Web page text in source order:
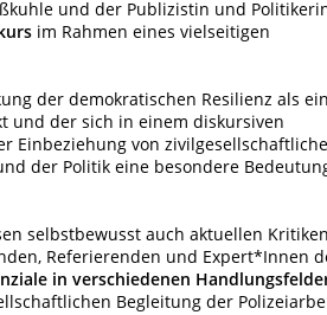
und der Publizistin und
im Rahmen eines vielseitigen
der demokratischen Resilienz als ein
und der sich in einem diskursiven
Einbeziehung von
der Politik eine besondere
selbstbewusst auch aktuellen Kritiken
Referierenden und Expert*Innen
in verschiedenen
Begleitung der